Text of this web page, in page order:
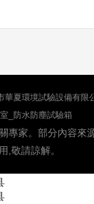
夏環境試驗設備有
_防水防塵試驗箱
專家。部分內容來
,敬請諒解。